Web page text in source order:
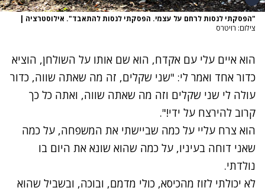
"הפסקתי לנסות לרחם על עצמי. הפסקתי לנסות להתאבד". אילוסטרציה |
צילום: רויטרס
הוא איים עלי עם אקדח, הוא שם אותו על השולחן, הוציא
כדור אחד ואמר לי: "שני שקלים, זה מה שאתה שווה, כדור
עולה לי שני שקלים וזה מה שאתה שווה, ואתה כל כך
קרוב להירצח על ידי!".
הוא צרח עליי על כמה שביישתי את המשפחה, על כמה
שאני דוחה בעיניו, על כמה שהוא שונא את היום בו
נולדתי.
לא יכולתי לזוז מהכיסא, כולי מדמם, ובוכה, ובשביל שהוא